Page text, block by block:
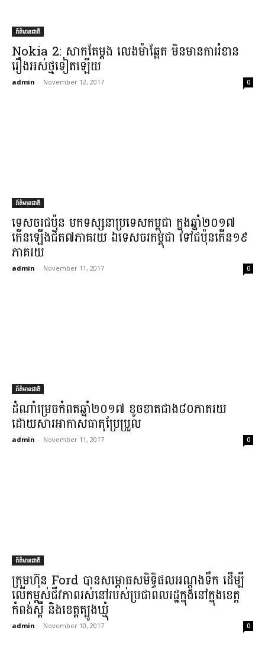
ព័ត៌មានជាតិ
Nokia 2: សាក​តែម្តង លេង​ម៉ា​ឆ្អែត មិនមាន​ការរំខាន​
រឿង​អស់​ថ្ម​ទៀតឡើយ​
admin - November 12, 2017 0
ព័ត៌មានជាតិ
ទេសចរ​ជប៉ុន មក​ទស្សនា​ប្រទេស​កម្ពុជា ក្នុង​ឆ្នាំ​២០១៧
កើនឡើង​ជិត​៧​ភាគរយ ឯ​ទេសចរ​កម្ពុជា ទៅ​ជប៉ុន​កើន​១៩​
ភាគរយ​
admin - November 11, 2017 0
ព័ត៌មានជាតិ
ដំណាំ​ម្រេច​កំពត​ឆ្នាំ​២០១៧ ខូចខាត​ជាង​៨០​ភាគរយ
ដោយសារ​អាកាសធាតុ​ប្រែប្រួល​
admin - November 11, 2017 0
ព័ត៌មានជាតិ
ក្រុមហ៊ុន Ford បាន​សម្ភោ​ធ​សមិទ្ធិផល​អណ្តូងទឹក ដើម្បី​
លើ​កម្ពស់​ជីវភាព​រស់នៅ​របស់​ប្រជាពលរដ្ឋ​ក្នុង​នៅក្នុង​ខេត្ត
កំពង់ស្ពឺ និង​ខេត្ត​ត្បូងឃ្មុំ​
admin - November 10, 2017 0